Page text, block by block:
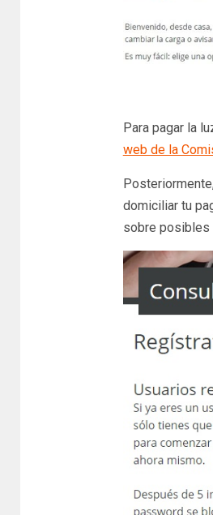
Para pagar la
web de la
domiciliar tu
sobre posibles